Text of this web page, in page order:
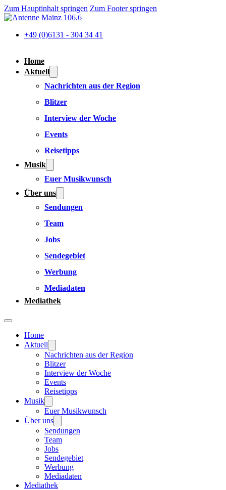
Zum Hauptinhalt springen Zum Footer springen
+49 (0)6131 - 304 34 41
Home
Aktuell
Nachrichten aus der Region
Blitzer
Interview der Woche
Events
Reisetipps
Musik
Euer Musikwunsch
Über uns
Sendungen
Team
Jobs
Sendegebiet
Werbung
Mediadaten
Mediathek
Home
Aktuell
Nachrichten aus der Region
Blitzer
Interview der Woche
Events
Reisetipps
Musik
Euer Musikwunsch
Über uns
Sendungen
Team
Jobs
Sendegebiet
Werbung
Mediadaten
Mediathek